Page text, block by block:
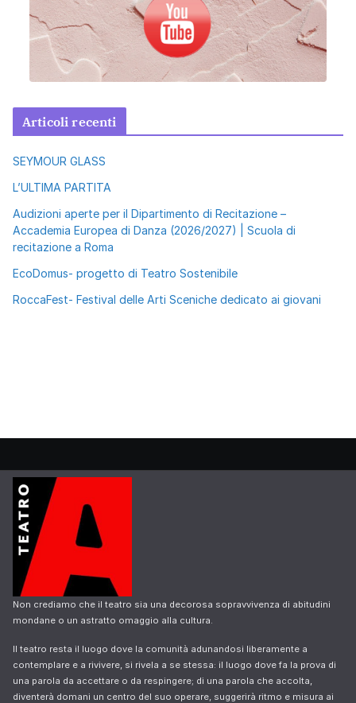
Articoli recenti
SEYMOUR GLASS
L’ULTIMA PARTITA
Audizioni aperte per il Dipartimento di Recitazione –
Accademia Europea di Danza (2026/2027) | Scuola di
recitazione a Roma
EcoDomus- progetto di Teatro Sostenibile
RoccaFest- Festival delle Arti Sceniche dedicato ai giovani
Non crediamo che il teatro sia una decorosa sopravvivenza di abitudini
mondane o un astratto omaggio alla cultura.
Il teatro resta il luogo dove la comunità adunandosi liberamente a
contemplare e a rivivere, si rivela a se stessa: il luogo dove fa la prova di
una parola da accettare o da respingere; di una parola che accolta,
diventerà domani un centro del suo operare, suggerirà ritmo e misura ai